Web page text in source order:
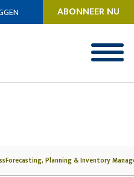
ABONNEER NU
Forecasting, Planning & Inventory